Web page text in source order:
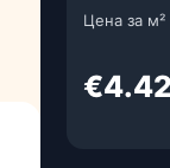
Цена за м²